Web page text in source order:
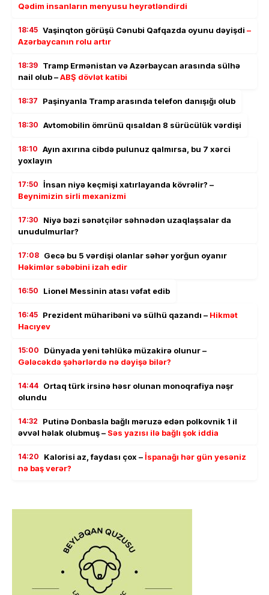
Qədim insanların menyusu heyrətləndirdi
18:45 Vaşinqton görüşü Cənubi Qafqazda oyunu dəyişdi –
Azərbaycanın rolu artır
18:39 Tramp Ermənistan və Azərbaycan arasında sülhə
nail olub –ABŞ dövlət katibi
18:37 Paşinyanla Tramp arasında telefon danışığı olub
18:30 Avtomobilin ömrünü qısaldan 8 sürücülük vərdişi
18:10 Ayın axırına cibdə pulunuz qalmırsa, bu 7 xərci
yoxlayın
17:50 İnsan niyə keçmişi xatırlayanda kövrəlir? –
Beynimizin sirli mexanizmi
17:30
Niyə bəzi sənətçilər səhnədən uzaqlaşsalar da
unudulmurlar?
17:08 Gecə bu 5 vərdişi olanlar səhər yorğun oyanır
Həkimlər səbəbini izah edir
16:50 Lionel Messinin atası vəfat edib
16:45 Prezident müharibəni və sülhü qazandı – Hikmət
Hacıyev
15:00
Dünyada yeni təhlükə müzakirə olunur –
Gələcəkdə şəhərlərdə nə dəyişə bilər?
14:44 Ortaq türk irsinə həsr olunan monoqrafiya nəşr
olundu
14:32
Putinə Donbasla bağlı məruzə edən polkovnik 1 il
əvvəl həlak olubmuş – Səs yazısı ilə bağlı şok iddia
14:20 Kalorisi az, faydası çox –İspanağı hər gün yesəniz
nə baş verər?